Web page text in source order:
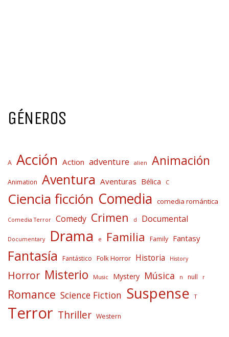
GÉNEROS
A Acción Action adventure alien Animación
Animation Aventura Aventuras Bélica C
Ciencia ficción Comedia comedia romántica
Comedia Terror Comedy Crimen d Documental
Documentary Drama e Familia Family Fantasy
Fantasía Fantástico Folk Horror Historia History
Horror Misterio Music Mystery Música n null r
Romance Science Fiction Suspense T
Terror Thriller Western